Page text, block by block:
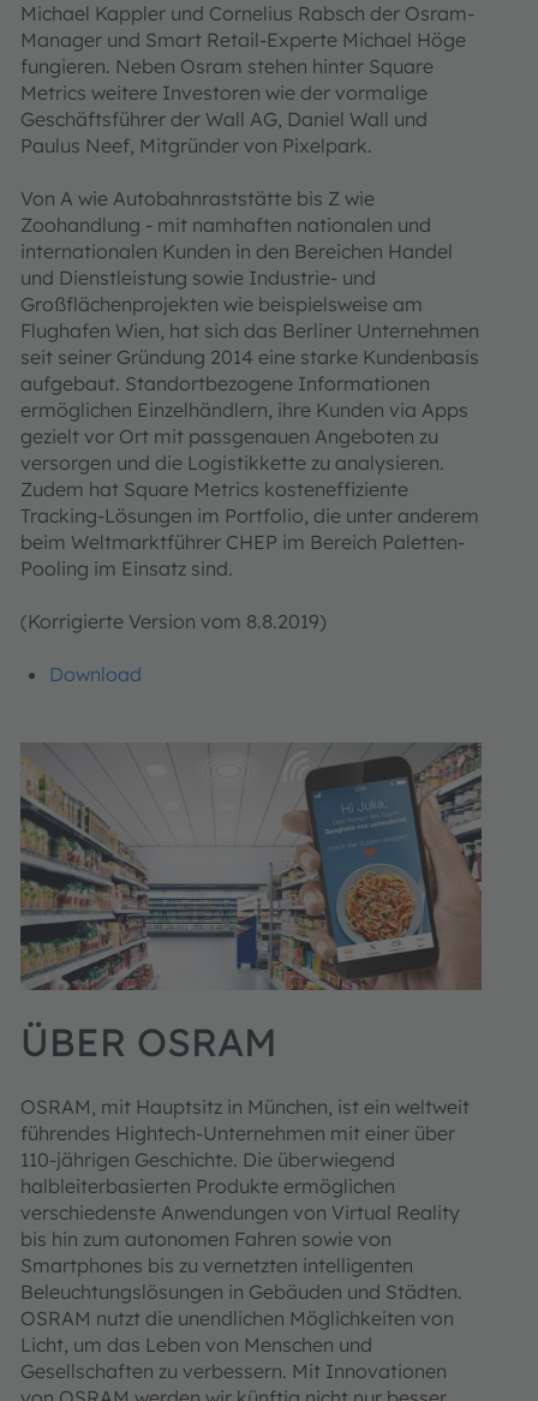
Michael Kappler und Cornelius Rabsch der Osram-
Manager und Smart Retail-Experte Michael Höge
fungieren. Neben Osram stehen hinter Square
Metrics weitere Investoren wie der vormalige
Geschäftsführer der Wall AG, Daniel Wall und
Paulus Neef, Mitgründer von Pixelpark.
Von A wie Autobahnraststätte bis Z wie
Zoohandlung - mit namhaften nationalen und
internationalen Kunden in den Bereichen Handel
und Dienstleistung sowie Industrie- und
Großflächenprojekten wie beispielsweise am
Flughafen Wien, hat sich das Berliner Unternehmen
seit seiner Gründung 2014 eine starke Kundenbasis
aufgebaut. Standortbezogene Informationen
ermöglichen Einzelhändlern, ihre Kunden via Apps
gezielt vor Ort mit passgenauen Angeboten zu
versorgen und die Logistikkette zu analysieren.
Zudem hat Square Metrics kosteneffiziente
Tracking-Lösungen im Portfolio, die unter anderem
beim Weltmarktführer CHEP im Bereich Paletten-
Pooling im Einsatz sind.
(Korrigierte Version vom 8.8.2019)
Download
ÜBER OSRAM
OSRAM, mit Hauptsitz in München, ist ein weltweit
führendes Hightech-Unternehmen mit einer über
110-jährigen Geschichte. Die überwiegend
halbleiterbasierten Produkte ermöglichen
verschiedenste Anwendungen von Virtual Reality
bis hin zum autonomen Fahren sowie von
Smartphones bis zu vernetzten intelligenten
Beleuchtungslösungen in Gebäuden und Städten.
OSRAM nutzt die unendlichen Möglichkeiten von
Licht, um das Leben von Menschen und
Gesellschaften zu verbessern. Mit Innovationen